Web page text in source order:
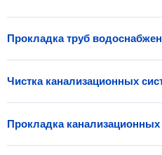
Прокладка труб
Чистка канализационных
Прокладка канализационных